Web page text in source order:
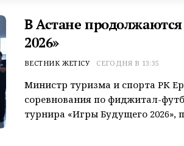
В Астане
2026»
ВЕСТНИК ЖЕТІСУ СЕГОДНЯ В 13:35
Министр туризма и спорта РК
соревнования по фиджитал-
турнира «Игры Будущего 2026»,